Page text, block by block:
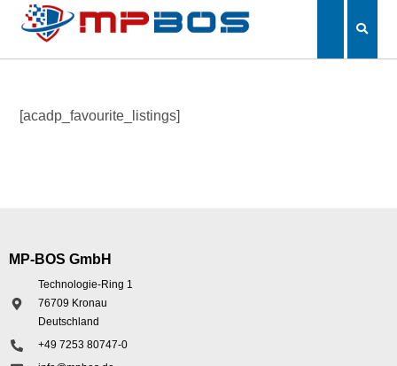
[acadp_favourite_listings]
MP-BOS GmbH
Technologie-Ring 1
76709 Kronau
Deutschland
+49 7253 80747-0